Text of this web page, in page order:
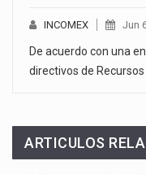
INCOMEX Jun
De acuerdo con una
directivos de Recursos
ARTICULOS